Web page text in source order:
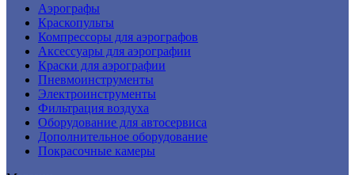
Аэрографы
Краскопульты
Компрессоры для аэрографов
Аксессуары для аэрографии
Краски для аэрографии
Пневмоинструменты
Электроинструменты
Фильтрация воздуха
Оборудование для автосервиса
Дополнительное оборудование
Покрасочные камеры